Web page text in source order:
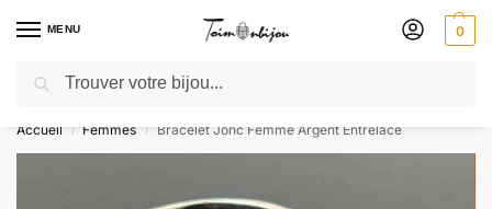
MENU 0
🎁 SOLDES SOLDES : jusqu’à -30 % ! GRAVURE OFFERTE – Livré 48h
Accueil / Femmes / Bracelet Jonc Femme​ Argent Entrelacé